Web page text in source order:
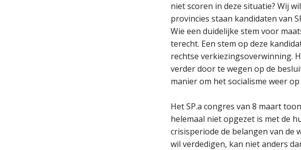
niet scoren in deze situatie? Wij
provincies staan kandidaten van
Wie een duidelijke stem voor
terecht. Een stem op deze
rechtse verkiezingsoverwinning.
verder door te wegen op de
manier om het socialisme weer
Het SP.a congres van 8 maart
helemaal niet opgezet is met de
crisisperiode de belangen van de
wil verdedigen, kan niet anders